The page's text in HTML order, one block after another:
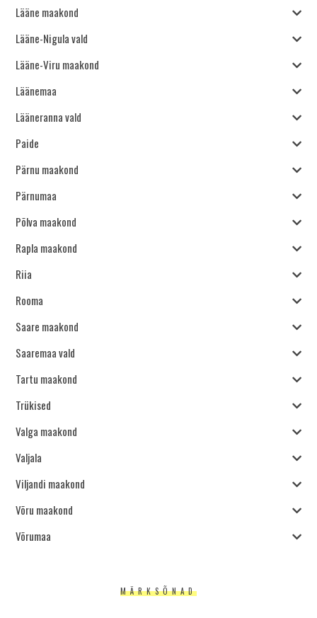
Lääne maakond
Lääne-Nigula vald
Lääne-Viru maakond
Läänemaa
Lääneranna vald
Paide
Pärnu maakond
Pärnumaa
Põlva maakond
Rapla maakond
Riia
Rooma
Saare maakond
Saaremaa vald
Tartu maakond
Trükised
Valga maakond
Valjala
Viljandi maakond
Võru maakond
Võrumaa
MÄRKSÕNAD